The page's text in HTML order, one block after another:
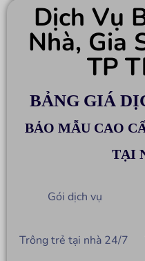
Dịch Vụ
Nhà, Gia
TP
BẢNG GIÁ
BẢO MẪU CAO
TẠI
Gói dịch vụ
Trông trẻ tại nhà 24/7